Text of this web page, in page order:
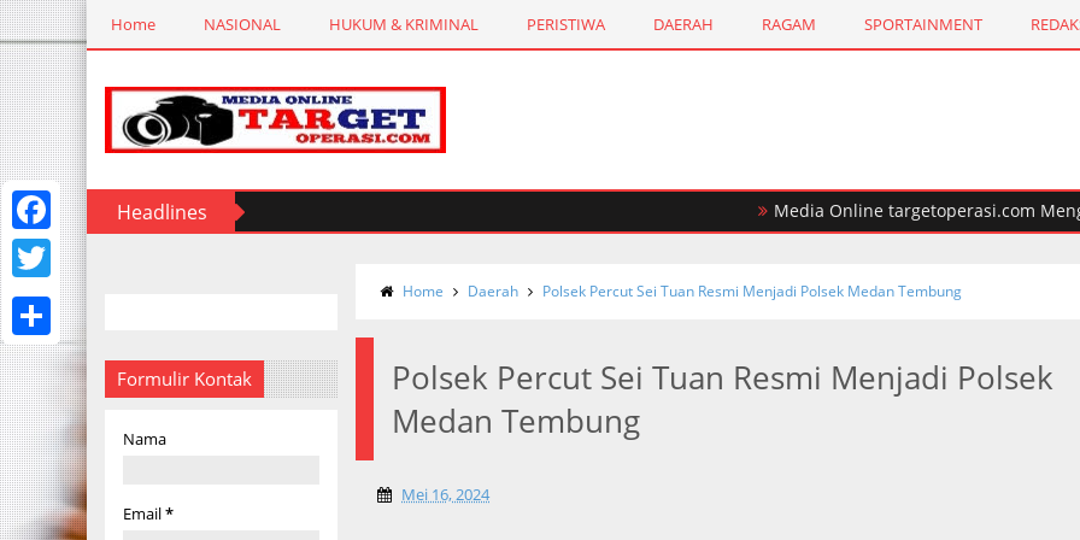
Home NASIONAL HUKUM & KRIMINAL PERISTIWA DAERAH RAGAM SPORTAINMENT
Headlines Media Online targetoperasi.com
Pil Ekstasi
F
e
b
o
o
k
T
w
i
t
t
e
r
S
h
a
r
e
Formulir Kontak
Nama
Email*
Home Daerah Polsek Percut Sei Tuan Resmi Menjadi Polsek Medan Tembung
Polsek Percut Sei Tuan Resmi Menjadi Polsek
Medan Tembung
Mei 16, 2024